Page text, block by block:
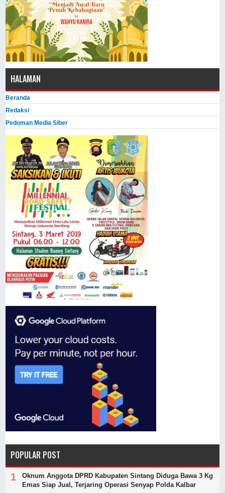
HALAMAN
Beranda
Redaksi
Pedoman Media Siber
POPULAR POST
Oknum Anggota DPRD Kabupaten Sintang Diduga Bawa 3 Kg
Emas Siap Jual, Terjaring Operasi Senyap Polda Kalbar